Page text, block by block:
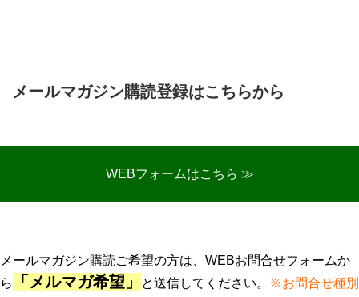
メールマガジン購読登録はこちらから
WEBフォームはこちら ≫
メールマガジン購読ご希望の方は、WEBお問合せフォームか
ら
「メルマガ希望」 と送信してください。
※お問合せ種別